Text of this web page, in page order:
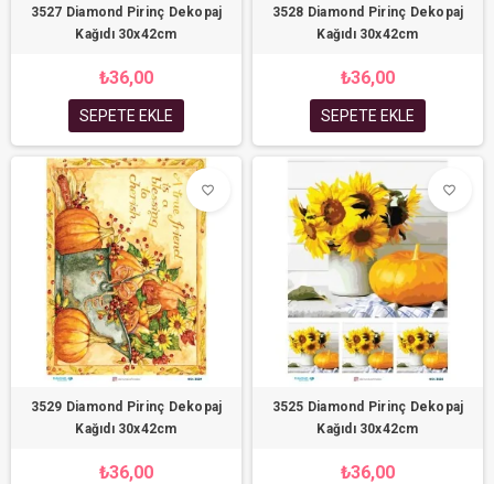
3527 Diamond Pirinç Dekopaj
Kağıdı 30x42cm
₺36,00
SEPETE EKLE
3528 Diamond Pirinç Dekopaj
Kağıdı 30x42cm
₺36,00
SEPETE EKLE
favorite_border
3529 Diamond Pirinç Dekopaj
Kağıdı 30x42cm
₺36,00
favorite_border
3525 Diamond Pirinç Dekopaj
Kağıdı 30x42cm
₺36,00